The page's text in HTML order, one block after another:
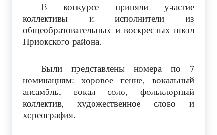
В конкурсе приняли участие
коллективы и исполнители из
общеобразовательных и воскресных школ
Приокского района.
Были представлены номера по 7
номинациям: хоровое пение, вокальный
ансамбль, вокал соло, фольклорный
коллектив, художественное слово и
хореография.